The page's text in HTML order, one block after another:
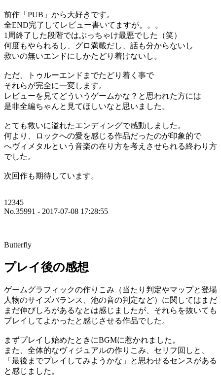
前作「PUB」から大好きです。
全END完了してレビュー書いてますが。。。
1周終了した段階ではぶっちゃけ最悪でした（笑）
何度もやられるし、グロ満載だし、話も分からないし
救いの無いエンドにしかたどり着けないし。
ただ、トゥルーエンドまでたどり着く事で
それらが完全に一変します。
レビューを見てどういうゲームかな？と思われた方には
是非全編ちゃんと見てほしいなと思いました。
とても救いに溢れたエンディングで感動しました。
何より、ロックへの愛を感じる作品だったのが印象的で
へヴィメタルという音楽の在り方を考えさせられる終わり方
でした。
次回作も期待しています。
12345
No.35991 - 2017-07-08 17:28:55
Butterfly
プレイ後の感想
ゲームグラフィックの作りこみ（当たり判定やマップと登場
人物のサイズバランス、池の音の判定など）に関してはまだ
まだ伸びしろがあるなとは感じましたが、それらを抜いても
プレイしてよかったと感じさせる作品でした。
まずプレイし始めたときにBGMに惹かれました。
また、全体的なヴィジュアルの作りこみ、セリフ回しと、
「最後までプレイしてみようかな」と思わせるセンスがある
と感じました。